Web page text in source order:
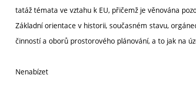
tatáž témata ve vztahu k EU, přičemž je věnována
Základní orientace v historii, současném stavu,
činností a oborů prostorového plánování, a to jak na
Nenabízet